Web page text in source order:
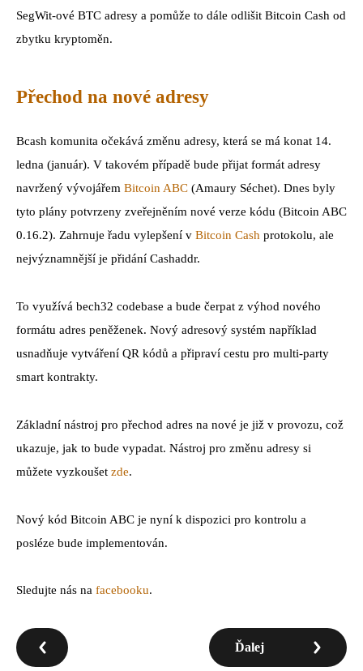
SegWit-ové BTC adresy a pomůže to dále odlišit Bitcoin Cash od
zbytku kryptoměn.
Přechod na nové adresy
Bcash komunita očekává změnu adresy, která se má konat 14.
ledna (január). V takovém případě bude přijat formát adresy
navržený vývojářem Bitcoin ABC (Amaury Séchet). Dnes byly
tyto plány potvrzeny zveřejněním nové verze kódu (Bitcoin ABC
0.16.2). Zahrnuje řadu vylepšení v Bitcoin Cash protokolu, ale
nejvýznamnější je přidání Cashaddr.
To využívá bech32 codebase a bude čerpat z výhod nového
formátu adres peněženek. Nový adresový systém například
usnadňuje vytváření QR kódů a připraví cestu pro multi-party
smart kontrakty.
Základní nástroj pro přechod adres na nové je již v provozu, což
ukazuje, jak to bude vypadat. Nástroj pro změnu adresy si
můžete vyzkoušet zde.
Nový kód Bitcoin ABC je nyní k dispozici pro kontrolu a
posléze bude implementován.
Sledujte nás na facebooku.
Ďalej